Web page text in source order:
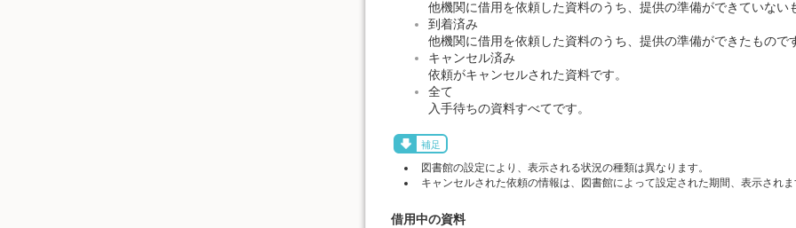
他機関に借用を依頼した資料のうち、提供の準備ができていない
到着済み
他機関に借用を依頼した資料のうち、提供の準備ができたもので
キャンセル済み
依頼がキャンセルされた資料です。
全て
入手待ちの資料すべてです。
補足
図書館の設定により、表示される状況の種類は異なります。
キャンセルされた依頼の情報は、図書館によって設定された期間、表示され
借用中の資料